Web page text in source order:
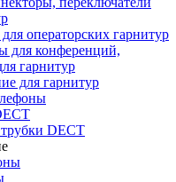
операторских гарнитур
для конференций,
гарнитур
для гарнитур
DECT